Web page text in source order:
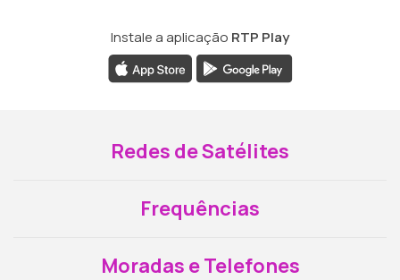
Instale a aplicação RTP Play
Redes de Satélites
Frequências
Moradas e Telefones